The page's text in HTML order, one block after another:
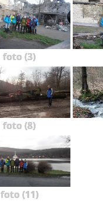
foto (3)
foto (8)
foto (11)